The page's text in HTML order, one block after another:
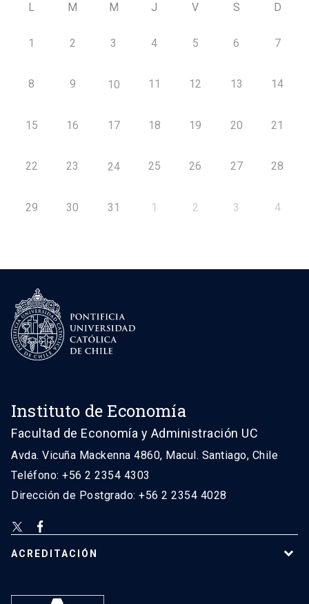
L M M J V S D
1 2 3 4 5 6 7
8 9 10 11 12 13 14
15 16 17 18 19 20 21
22 23 24 25 26 27 28
29 30 31 1 2 3 4
Instituto de Economía
Facultad de Economía y Administración UC
Avda. Vicuña Mackenna 4860, Macul. Santiago, Chile
Teléfono: +56 2 2354 4303
Dirección de Postgrado: +56 2 2354 4028
ACREDITACIÓN